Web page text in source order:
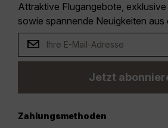
Attraktive Flugangebote,
sowie spannende Neuigkeiten aus
Jetzt
Zahlungsmethoden